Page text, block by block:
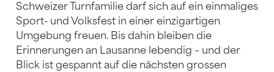
Schweizer Turnfamilie darf sich auf ein einmaliges
Sport- und Volksfest in einer einzigartigen
Umgebung freuen. Bis dahin bleiben die
Erinnerungen an Lausanne lebendig – und der
Blick ist gespannt auf die nächsten grossen